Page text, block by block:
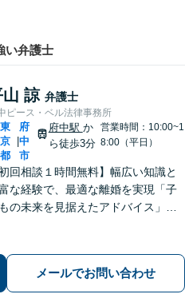
い弁護士
山 諒 弁護士
ピース・ベル法律事務所
東
京
都
府
中
市
府中駅 か
ら徒歩3分
営業時間：10:00~1
8:00（平日）
初回相談１時間無料】幅広い知識と
な経験で、最適な離婚を実現「子
の未来を見据えたアドバイス」
スメント対策措置をレクチャー。過
死・過労自殺などの問題にも精通
中駅3分】
メールでお問い合わせ